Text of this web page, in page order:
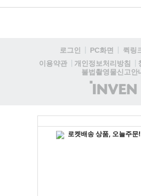
로그인 PC화면 퀵링
이용약관
개인정보처리방침
불법촬영물신고안
(주)
인